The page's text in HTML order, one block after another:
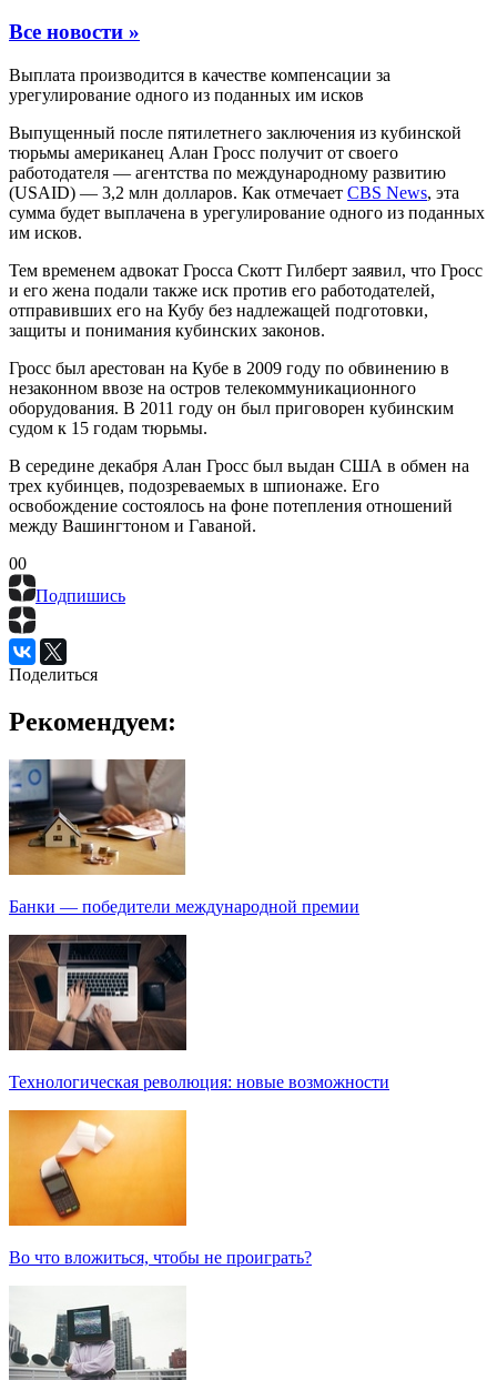
Все новости »
Выплата производится в качестве компенсации за
урегулирование одного из поданных им исков
Выпущенный после пятилетнего заключения из кубинской
тюрьмы американец Алан Гросс получит от своего
работодателя — агентства по международному развитию
(USAID) — 3,2 млн долларов. Как отмечает CBS News, эта
сумма будет выплачена в урегулирование одного из поданных
им исков.
Тем временем адвокат Гросса Скотт Гилберт заявил, что Гросс
и его жена подали также иск против его работодателей,
отправивших его на Кубу без надлежащей подготовки,
защиты и понимания кубинских законов.
Гросс был арестован на Кубе в 2009 году по обвинению в
незаконном ввозе на остров телекоммуникационного
оборудования. В 2011 году он был приговорен кубинским
судом к 15 годам тюрьмы.
В середине декабря Алан Гросс был выдан США в обмен на
трех кубинцев, подозреваемых в шпионаже. Его
освобождение состоялось на фоне потепления отношений
между Вашингтоном и Гаваной.
00
Подпишись
Поделиться
Рекомендуем:
Банки — победители международной премии
Технологическая революция: новые возможности
Во что вложиться, чтобы не проиграть?